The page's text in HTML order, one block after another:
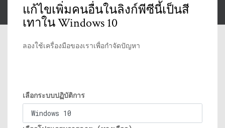
แก้ไขเพิ่มคนอื่นในลิงก์พีซีนี้เป็นสี
เทาใน Windows 10
ลองใช้เครื่องมือของเราเพื่อกำจัดปัญหา
เลือกระบบปฏิบัติการ